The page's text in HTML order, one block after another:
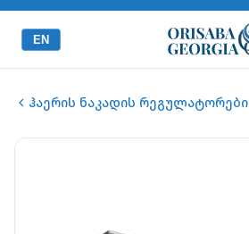
EN
ჰაერის ნაკადის რეგულატორები